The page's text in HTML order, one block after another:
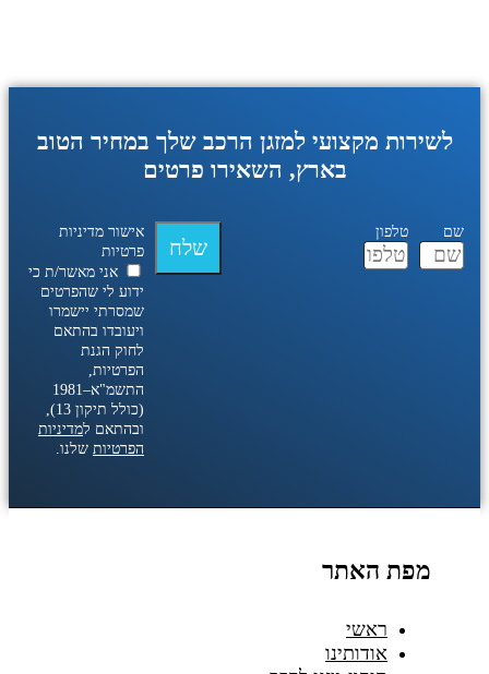
לשירות מקצועי למזגן הרכב שלך במחיר הטוב
בארץ, השאירו פרטים
שם טלפון
אישור מדיניות
פרטיות
אני מאשר/ת כי
ידוע לי שהפרטים
שמסרתי יישמרו
ויעובדו בהתאם
לחוק הגנת
הפרטיות,
התשמ"א–1981
(כולל תיקון 13),
ובהתאם למדיניות
הפרטיות שלנו.
שלח
מפת האתר
ראשי
אודותינו